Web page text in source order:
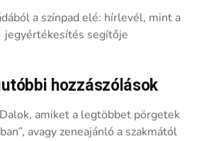
a színpad elé: hírlevél, mint a
jegyértékesítés segítője
hozzászólások
amiket a legtöbbet pörgetek
avagy zeneajánló a szakmától